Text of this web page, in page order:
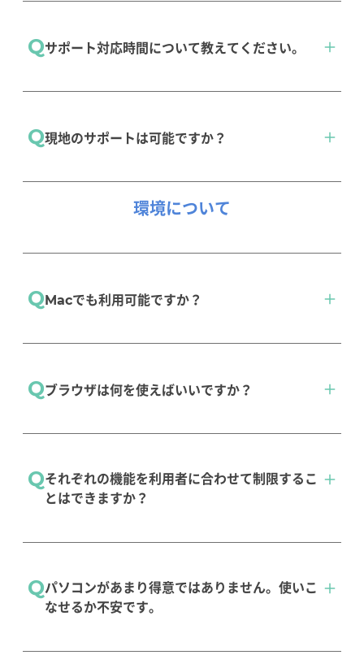
ラインツールにてサポートいたします。
サポート
Qサポート対応時間について教えてください。
～13時／年末年始／夏季休暇／弊社休業日を除
Q現地のサポートは可能ですか？
必要に応じ、現地サポート対応もお受けしてお
環境について
QMacでも利用可能ですか？
確認ください。
推奨環境
Qブラウザは何を使えばいいですか？
す。
Qそれぞれの機能を利用者に合わせて制限するこ
とはできますか？
限が可能です。
Qパソコンがあまり得意ではありません。使いこ
なせるか不安です。